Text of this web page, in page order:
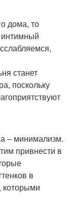
дома, то
станет
поскольку
– минимализм.
привнести в
в
которыми